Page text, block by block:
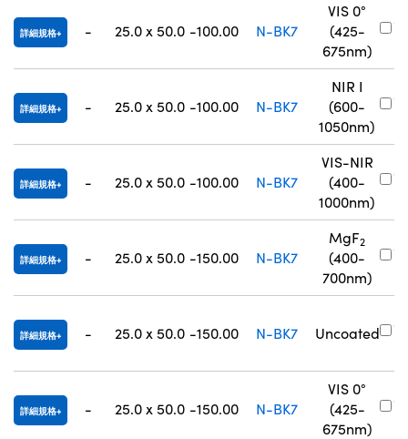
詳細規格 - 25.0 x 50.0 -100.00 N-BK7
VIS 0°
(425-
675nm)
詳細規格 - 25.0 x 50.0 -100.00 N-BK7
NIR I
(600-
1050nm)
詳細規格 - 25.0 x 50.0 -100.00 N-BK7
VIS-NIR
(400-
1000nm)
詳細規格 - 25.0 x 50.0 -150.00 N-BK7
MgF2
(400-
700nm)
詳細規格 - 25.0 x 50.0 -150.00 N-BK7 Uncoated
詳細規格 - 25.0 x 50.0 -150.00 N-BK7
VIS 0°
(425-
675nm)